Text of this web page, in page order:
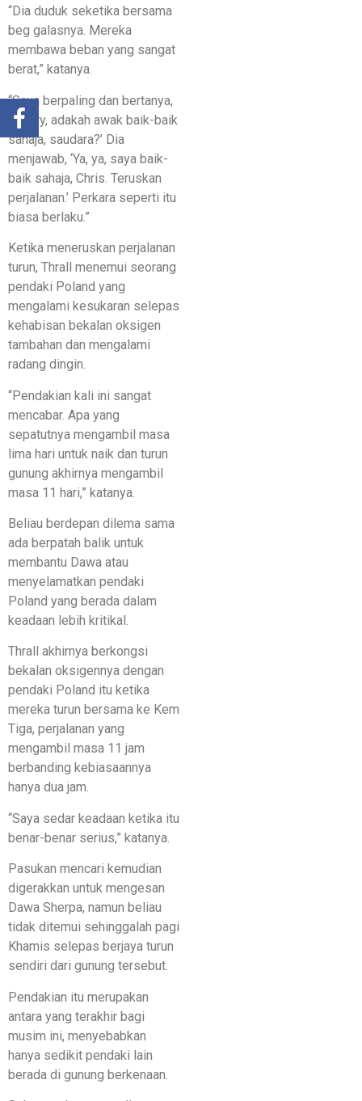
“Dia duduk seketika bersama
beg galasnya. Mereka
membawa beban yang sangat
berat,” katanya.
“Saya berpaling dan bertanya,
‘Hillary, adakah awak baik-baik
sahaja, saudara?’ Dia
menjawab, ‘Ya, ya, saya baik-
baik sahaja, Chris. Teruskan
perjalanan.’ Perkara seperti itu
biasa berlaku.”
Ketika meneruskan perjalanan
turun, Thrall menemui seorang
pendaki Poland yang
mengalami kesukaran selepas
kehabisan bekalan oksigen
tambahan dan mengalami
radang dingin.
“Pendakian kali ini sangat
mencabar. Apa yang
sepatutnya mengambil masa
lima hari untuk naik dan turun
gunung akhirnya mengambil
masa 11 hari,” katanya.
Beliau berdepan dilema sama
ada berpatah balik untuk
membantu Dawa atau
menyelamatkan pendaki
Poland yang berada dalam
keadaan lebih kritikal.
Thrall akhirnya berkongsi
bekalan oksigennya dengan
pendaki Poland itu ketika
mereka turun bersama ke Kem
Tiga, perjalanan yang
mengambil masa 11 jam
berbanding kebiasaannya
hanya dua jam.
“Saya sedar keadaan ketika itu
benar-benar serius,” katanya.
Pasukan mencari kemudian
digerakkan untuk mengesan
Dawa Sherpa, namun beliau
tidak ditemui sehinggalah pagi
Khamis selepas berjaya turun
sendiri dari gunung tersebut.
Pendakian itu merupakan
antara yang terakhir bagi
musim ini, menyebabkan
hanya sedikit pendaki lain
berada di gunung berkenaan.